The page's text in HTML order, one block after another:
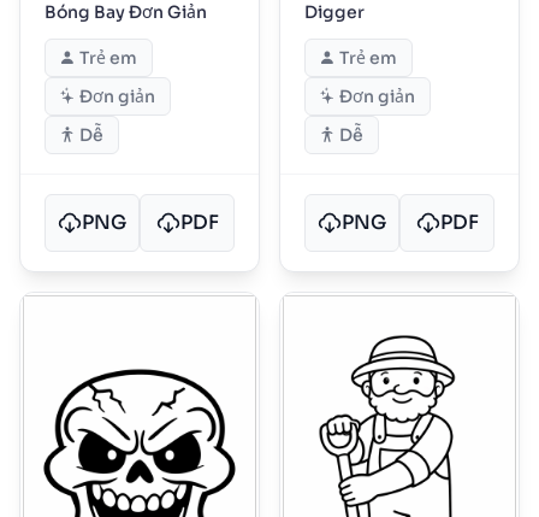
Bóng Bay Đơn Giản
Trẻ em
Đơn giản
Dễ
PNG PDF
Digger
Trẻ em
Đơn giản
Dễ
PNG PDF